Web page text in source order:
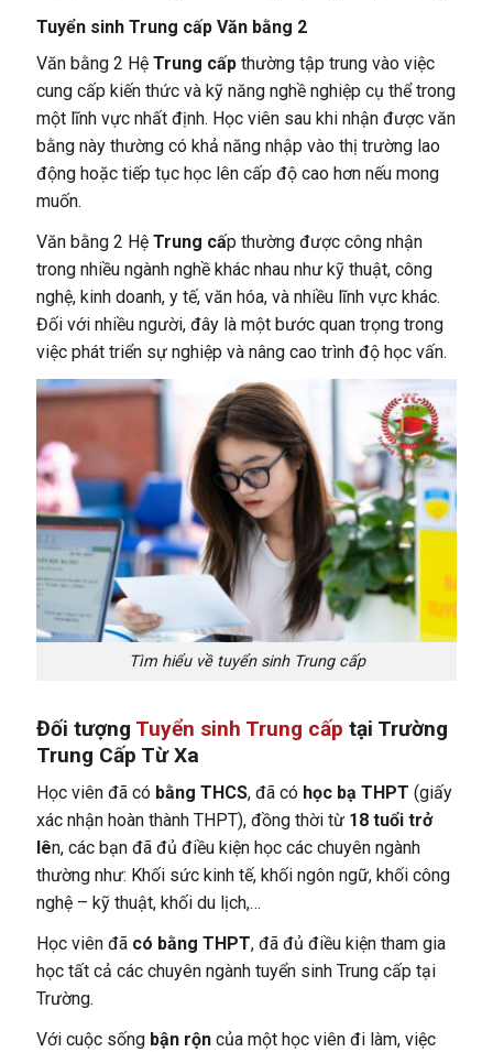
Tuyển sinh Trung cấp Văn bằng 2
Văn bằng 2 Hệ Trung cấpthường tập trung vào việc
cung cấp kiến thức và kỹ năng nghề nghiệp cụ thể trong
một lĩnh vực nhất định. Học viên sau khi nhận được văn
bằng này thường có khả năng nhập vào thị trường lao
động hoặc tiếp tục học lên cấp độ cao hơn nếu mong
muốn.
Văn bằng 2 Hệ Trung cấp thường được công nhận
trong nhiều ngành nghề khác nhau như kỹ thuật, công
nghệ, kinh doanh, y tế, văn hóa, và nhiều lĩnh vực khác.
Đối với nhiều người, đây là một bước quan trọng trong
việc phát triển sự nghiệp và nâng cao trình độ học vấn.
Tìm hiểu về tuyển sinh Trung cấp
Đối tượng Tuyển sinh Trung cấp tại Trường
Trung Cấp Từ Xa
Học viên đã có bằng THCS, đã có học bạ THPT (giấy
xác nhận hoàn thành THPT), đồng thời từ18 tuổi trở
lên, các bạn đã đủ điều kiện học các chuyên ngành
thường như: Khối sức kinh tế, khối ngôn ngữ, khối công
nghệ – kỹ thuật, khối du lịch,…
Học viên đã có bằng THPT, đã đủ điều kiện tham gia
học tất cả các chuyên ngành tuyển sinh Trung cấp tại
Trường.
Với cuộc sống bận rộncủa một học viên đi làm, việc